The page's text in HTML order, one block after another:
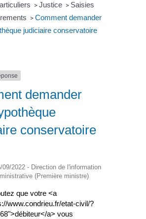
> Justice > Saisies
> Comment demander
judiciaire conservatoire
demander
conservatoire
09/2022 - Direction de l'information
(Première ministre)
que votre <a
www.condrieu.fr/etat-civil/?
a> vous